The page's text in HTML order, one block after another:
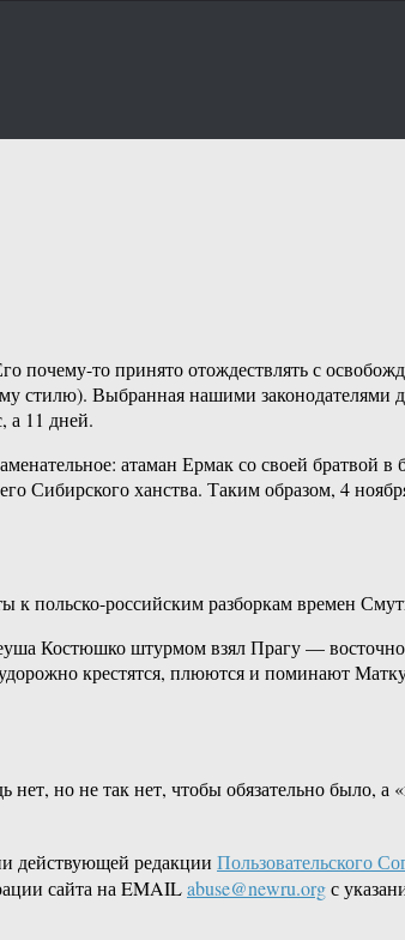
почему-то принято отождествлять с
стилю). Выбранная нашими законодателями
а 11 дней.
атаман Ермак со своей братвой
Сибирского ханства. Таким образом, 4
к польско-российским разборкам времен
Костюшко штурмом взял Прагу —
крестятся, плюются и поминают
нет, но не так нет, чтобы обязательно было,
действующей редакции Пользовательского
сайта на EMAILabuse@newru.orgс